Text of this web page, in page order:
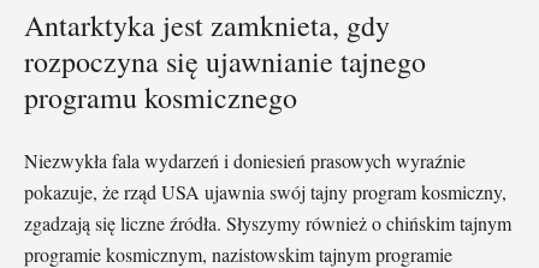
Antarktyka jest zamknieta, gdy
rozpoczyna się ujawnianie tajnego
programu kosmicznego
Niezwykła fala wydarzeń i doniesień prasowych wyraźnie
pokazuje, że rząd USA ujawnia swój tajny program kosmiczny,
zgadzają się liczne źródła. Słyszymy również o chińskim tajnym
programie kosmicznym, nazistowskim tajnym programie